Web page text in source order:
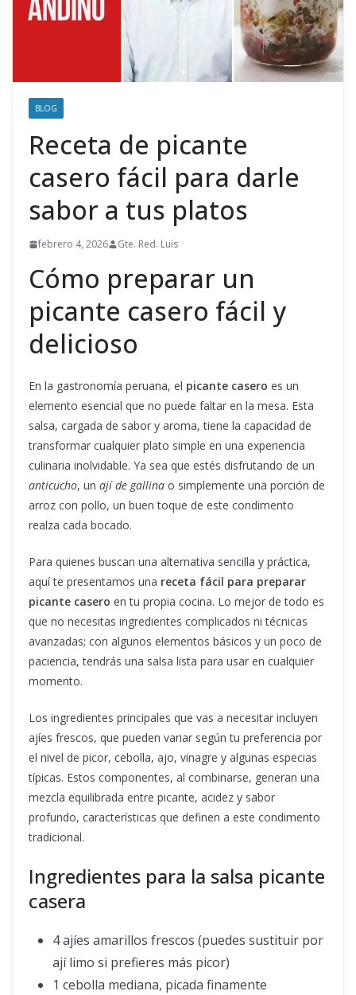
BLOG
Receta de picante
casero fácil para darle
sabor a tus platos
febrero 4, 2026 Gte. Red. Luis
Cómo preparar un
picante casero fácil y
delicioso
En la gastronomía peruana, el picante casero es un
elemento esencial que no puede faltar en la mesa. Esta
salsa, cargada de sabor y aroma, tiene la capacidad de
transformar cualquier plato simple en una experiencia
culinaria inolvidable. Ya sea que estés disfrutando de un
anticucho, un ají de gallina o simplemente una porción de
arroz con pollo, un buen toque de este condimento
realza cada bocado.
Para quienes buscan una alternativa sencilla y práctica,
aquí te presentamos una receta fácil para preparar
picante casero en tu propia cocina. Lo mejor de todo es
que no necesitas ingredientes complicados ni técnicas
avanzadas; con algunos elementos básicos y un poco de
paciencia, tendrás una salsa lista para usar en cualquier
momento.
Los ingredientes principales que vas a necesitar incluyen
ajíes frescos, que pueden variar según tu preferencia por
el nivel de picor, cebolla, ajo, vinagre y algunas especias
típicas. Estos componentes, al combinarse, generan una
mezcla equilibrada entre picante, acidez y sabor
profundo, características que definen a este condimento
tradicional.
Ingredientes para la salsa picante
casera
4 ajíes amarillos frescos (puedes sustituir por
ají limo si prefieres más picor)
1 cebolla mediana, picada finamente